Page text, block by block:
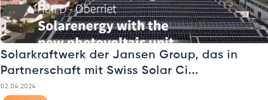
Solarkraftwerk der Jansen Group, das in
Partnerschaft mit Swiss Solar Ci...
02.04.2024